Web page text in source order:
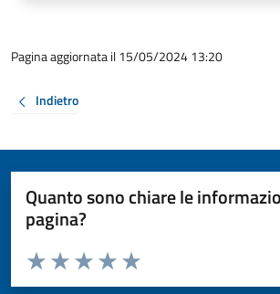
Pagina aggiornata il 15/05/2024 13:20
Indietro
Quanto sono chiare le
pagina?
Valuta da 1 a 5 stelle la pagina
Valuta 5 stelle su 5
Valuta 4 stelle su 5
Valuta 3 stelle su 5
Valuta 2 stelle su 5
Valuta 1 stelle su 5